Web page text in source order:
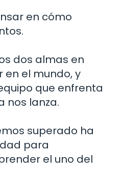
en cómo
dos almas en
en el mundo, y
que enfrenta
nos lanza.
superado ha
para
el uno del